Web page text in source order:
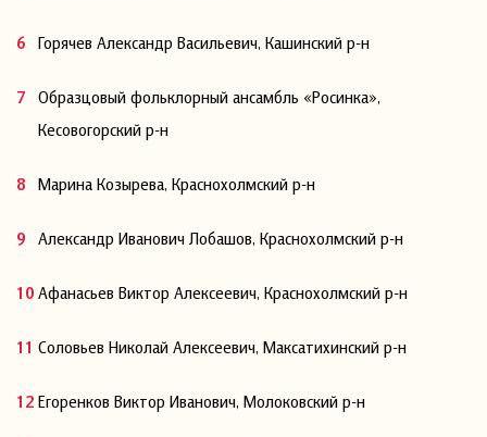
Горячев Александр Васильевич, Кашинский р-н
Образцовый фольклорный ансамбль «Росинка»,
Кесовогорский р-н
Марина Козырева, Краснохолмский р-н
Александр Иванович Лобашов, Краснохолмский р-н
Афанасьев Виктор Алексеевич, Краснохолмский р-н
Соловьев Николай Алексеевич, Максатихинский р-н
Егоренков Виктор Иванович, Молоковский р-н